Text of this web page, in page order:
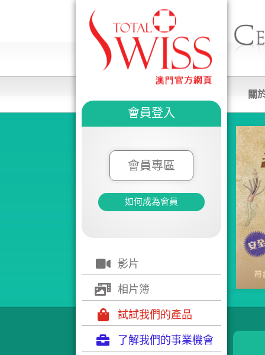
會員登入
會員專區
如何成為會員
影片
相片簿
試試我們的產品
了解我們的事業機會
關